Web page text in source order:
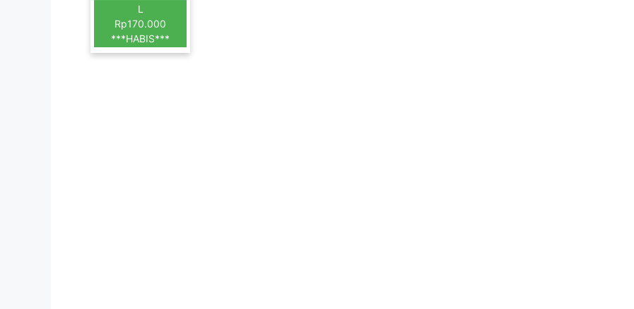
L
Rp170.000
***HABIS***